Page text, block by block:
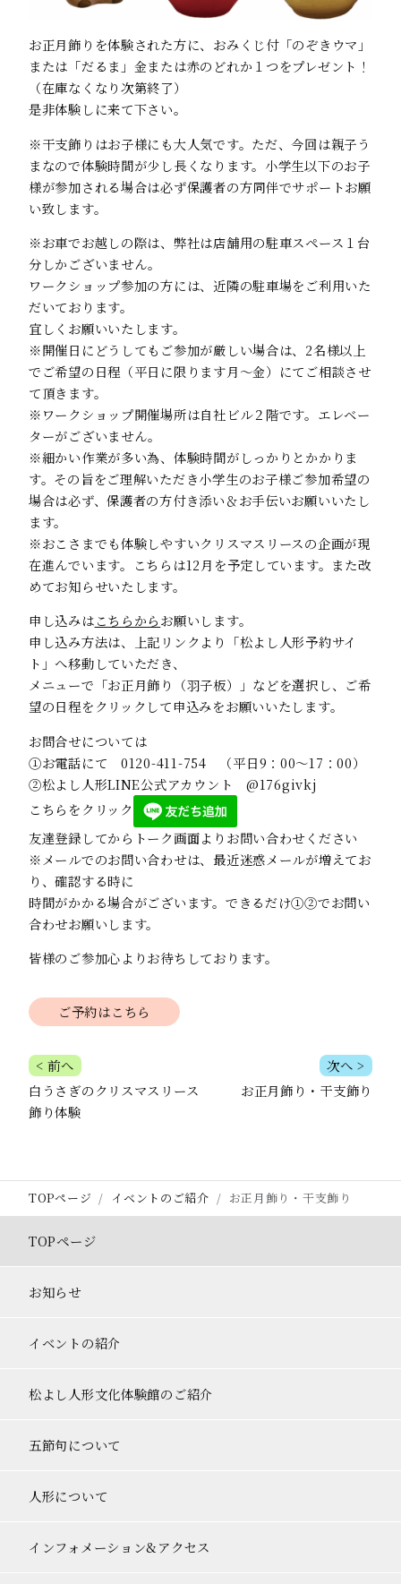
お正月飾りを体験された方に、おみくじ付「のぞきウマ」
または「だるま」金または赤のどれか１つをプレゼント！
（在庫なくなり次第終了）
是非体験しに来て下さい。
※干支飾りはお子様にも大人気です。ただ、今回は親子う
まなので体験時間が少し長くなります。小学生以下のお子
様が参加される場合は必ず保護者の方同伴でサポートお願
い致します。
※お車でお越しの際は、弊社は店舗用の駐車スペース１台
分しかございません。
ワークショップ参加の方には、近隣の駐車場をご利用いた
だいております。
宜しくお願いいたします。
※開催日にどうしてもご参加が厳しい場合は、2名様以上
でご希望の日程（平日に限ります月～金）にてご相談させ
て頂きます。
※ワークショップ開催場所は自社ビル２階です。エレベー
ターがございません。
※細かい作業が多い為、体験時間がしっかりとかかりま
す。その旨をご理解いただき小学生のお子様ご参加希望の
場合は必ず、保護者の方付き添い＆お手伝いお願いいたし
ます。
※おこさまでも体験しやすいクリスマスリースの企画が現
在進んでいます。こちらは12月を予定しています。また改
めてお知らせいたします。
申し込みはこちらからお願いします。
申し込み方法は、上記リンクより「松よし人形予約サイ
ト」へ移動していただき、
メニューで「お正月飾り（羽子板）」などを選択し、ご希
望の日程をクリックして申込みをお願いいたします。
お問合せについては
①お電話にて 0120-411-754 （平日9：00～17：00）
②松よし人形LINE公式アカウント @176givkj
こちらをクリック
友達登録してからトーク画面よりお問い合わせください
※メールでのお問い合わせは、最近迷惑メールが増えてお
り、確認する時に
時間がかかる場合がございます。できるだけ①②でお問い
合わせお願いします。
皆様のご参加心よりお待ちしております。
ご予約はこちら
投
稿
ナ
ゲ
ー
シ
ン
< 前へ
白うさぎのクリスマスリース
飾り体験
次へ >
お正月飾り・干支飾り
TOPページ イベントのご紹介 お正月飾り・干支飾り
TOPページ
お知らせ
イベントの紹介
松よし人形文化体験館のご紹介
五節句について
人形について
インフォメーション&アクセス